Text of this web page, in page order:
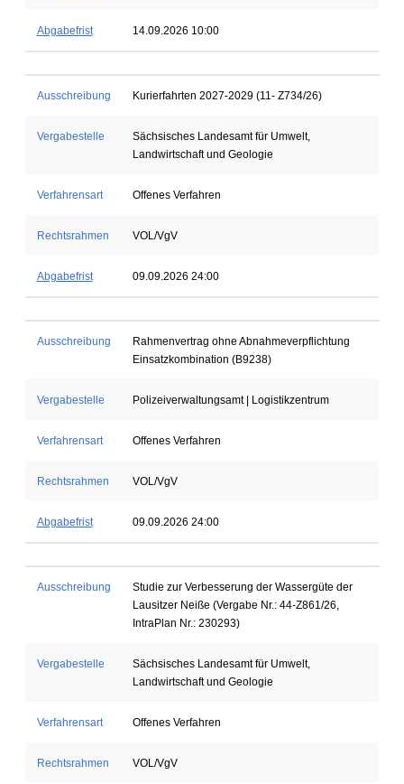
Abgabefrist 14.09.2026 10:00
Ausschreibung Kurierfahrten 2027-2029 (11- Z734/26)
Vergabestelle
Sächsisches Landesamt für Umwelt,
Landwirtschaft und Geologie
Verfahrensart Offenes Verfahren
Rechtsrahmen VOL/VgV
Abgabefrist 09.09.2026 24:00
Ausschreibung
Rahmenvertrag ohne Abnahmeverpflichtung
Einsatzkombination (B9238)
Vergabestelle Polizeiverwaltungsamt | Logistikzentrum
Verfahrensart Offenes Verfahren
Rechtsrahmen VOL/VgV
Abgabefrist 09.09.2026 24:00
Ausschreibung
Studie zur Verbesserung der Wassergüte der
Lausitzer Neiße (Vergabe Nr.: 44-Z861/26,
IntraPlan Nr.: 230293)
Vergabestelle
Sächsisches Landesamt für Umwelt,
Landwirtschaft und Geologie
Verfahrensart Offenes Verfahren
Rechtsrahmen VOL/VgV